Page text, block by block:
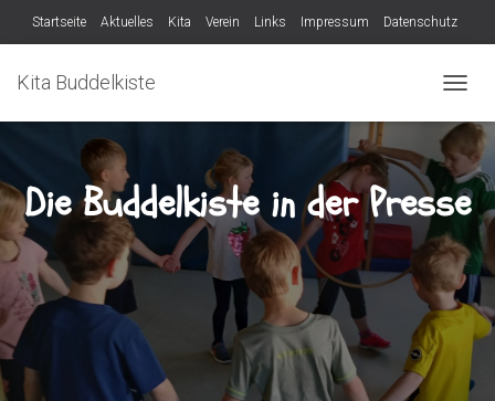
Startseite Aktuelles Kita Verein Links Impressum Datenschutz
Kita Buddelkiste
A
G
A
I
O
N
U
Die Buddelkiste in der Presse